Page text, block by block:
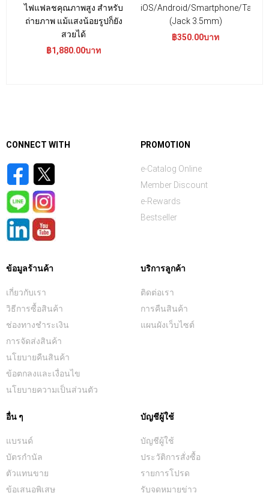
ไฟแฟลชคุณภาพสูง สำหรับ
ถ่ายภาพ แม้แสงน้อยรูปก็ยัง
สวยได้
฿1,880.00บาท
iOS/Android/Smartphone/Tablet
(Jack 3.5mm)
฿350.00บาท
CONNECT WITH PROMOTION
e-Catalog Online
Member Discount
e-Rewards
Bestseller
ข้อมูลร้านค้า
เกี่ยวกับเรา
วิธีการซื้อสินค้า
ช่องทางชำระเงิน
การจัดส่งสินค้า
นโยบายคืนสินค้า
ข้อตกลงและเงื่อนไข
นโยบายความเป็นส่วนตัว
บริการลูกค้า
ติดต่อเรา
การคืนสินค้า
แผนผังเว็บไซต์
อื่น ๆ
แบรนด์
บัตรกำนัล
ตัวแทนขาย
ข้อเสนอพิเสษ
บัญชีผู้ใช้
บัญชีผู้ใช้
ประวัติการสั่งซื้อ
รายการโปรด
รับจดหมายข่าว